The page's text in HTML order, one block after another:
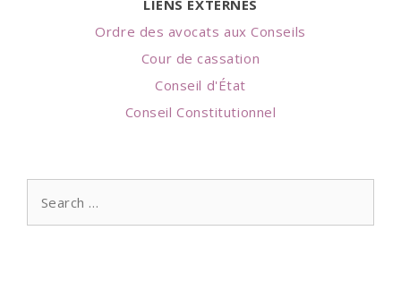
LIENS EXTERNES
Ordre des avocats aux Conseils
Cour de cassation
Conseil d'État
Conseil Constitutionnel